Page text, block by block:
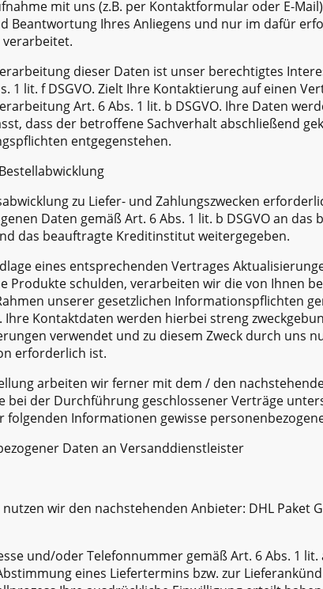
mit uns (z.B. per Kontaktformular oder E-
Beantwortung Ihres Anliegens und nur im dafür
dieser Daten ist unser berechtigtes
1 lit. f DSGVO. Zielt Ihre Kontaktierung auf einen
Art. 6 Abs. 1 lit. b DSGVO. Ihre Daten
dass der betroffene Sachverhalt abschließend
entgegenstehen.
zu Liefer- und Zahlungszwecken
Daten gemäß Art. 6 Abs. 1 lit. b DSGVO an das
das beauftragte Kreditinstitut weitergegeben.
eines entsprechenden Vertrages
Produkte schulden, verarbeiten wir die von Ihnen
unserer gesetzlichen Informationspflichten
Kontaktdaten werden hierbei streng
verwendet und zu diesem Zweck durch uns
erforderlich ist.
arbeiten wir ferner mit dem / den
bei der Durchführung geschlossener Verträge
folgenden Informationen gewisse
Daten an Versanddienstleister
wir den nachstehenden Anbieter: DHL Paket
und/oder Telefonnummer gemäß Art. 6 Abs. 1 lit.
eines Liefertermins bzw. zur